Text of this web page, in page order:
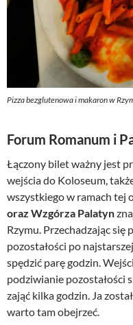
Pizza bezglutenowa i makaron w
Forum Romanum i
Łączony bilet ważny jest
wejścia do Koloseum,
wszystkiego w ramach tej
oraz Wzgórza Palatyn
Rzymu. Przechadzając się
pozostałości po
spędzić parę godzin.
podziwianie pozostałości
zająć kilka godzin. Ja
warto tam obejrzeć.